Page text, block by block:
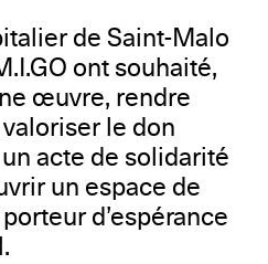
Networkde Saint-Malo
ont souhaité,
œuvre, rendre
le don
acte de solidarité
un espace de
d’espérance